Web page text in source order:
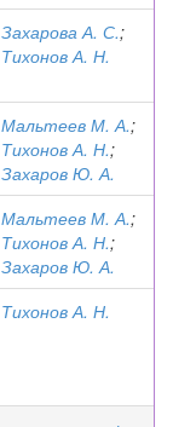
Захарова А. С.;
Тихонов А. Н.
Мальтеев М. А.;
Тихонов А. Н.;
Захаров Ю. А.
Мальтеев М. А.;
Тихонов А. Н.;
Захаров Ю. А.
Тихонов А. Н.